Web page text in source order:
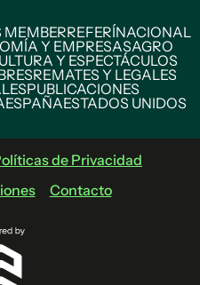
MEMBERREFERÍNACIONAL
Y EMPRESASAGRO
Y ESPECTÁCULOS
REMATES Y LEGALES
PUBLICACIONES
ESPAÑAESTADOS UNIDOS
de Privacidad
Contacto